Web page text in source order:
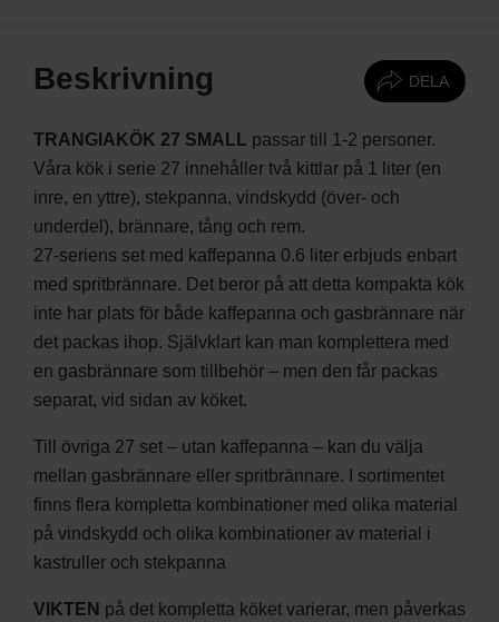
DELA
Beskrivning
TRANGIAKÖK 27 SMALL passar till 1-2 personer.
Våra kök i serie 27 innehåller två kittlar på 1 liter (en
inre, en yttre), stekpanna, vindskydd (över- och
underdel), brännare, tång och rem.
27-seriens set med kaffepanna 0.6 liter erbjuds enbart
med spritbrännare. Det beror på att detta kompakta kök
inte har plats för både kaffepanna och gasbrännare när
det packas ihop. Självklart kan man komplettera med
en gasbrännare som tillbehör – men den får packas
separat, vid sidan av köket.
Till övriga 27 set – utan kaffepanna – kan du välja
mellan gasbrännare eller spritbrännare. I sortimentet
finns flera kompletta kombinationer med olika material
på vindskydd och olika kombinationer av material i
kastruller och stekpanna
VIKTEN på det kompletta köket varierar, men påverkas